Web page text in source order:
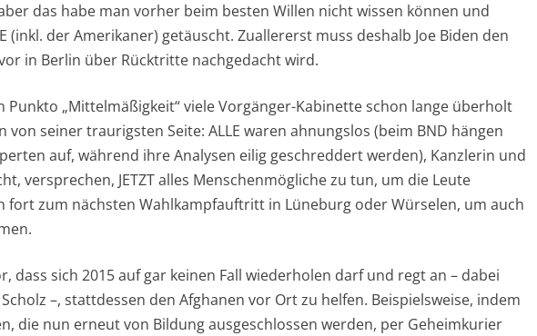
das habe man vorher beim besten Willen nicht wissen können und
(inkl. der Amerikaner) getäuscht. Zuallererst muss deshalb Joe Biden den
in Berlin über Rücktritte nachgedacht wird.
Punkto „Mittelmäßigkeit“ viele Vorgänger-Kabinette schon lange überholt
von seiner traurigsten Seite: ALLE waren ahnungslos (beim BND hängen
auf, während ihre Analysen eilig geschreddert werden), Kanzlerin und
versprechen, JETZT alles Menschenmögliche zu tun, um die Leute
fort zum nächsten Wahlkampfauftritt in Lüneburg oder Würselen, um auch
dass sich 2015 auf gar keinen Fall wiederholen darf und regt an – dabei
–, stattdessen den Afghanen vor Ort zu helfen. Beispielsweise, indem
die nun erneut von Bildung ausgeschlossen werden, per Geheimkurier